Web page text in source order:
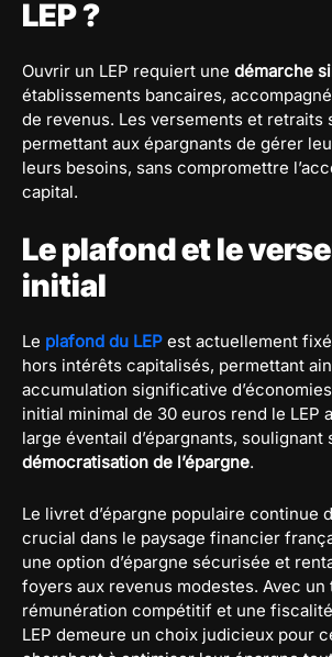
LEP ?
Ouvrir un LEP requiert une démarche
établissements bancaires,
de revenus. Les versements et retraits
permettant aux épargnants de gérer
leurs besoins, sans compromettre
capital.
Le plafond et le
initial
Le plafond du LEP est actuellement
hors intérêts capitalisés, permettant
accumulation significative
initial minimal de 30 euros rend le LEP
large éventail d’épargnants,
démocratisation de l’épargne.
Le livret d’épargne populaire continue
crucial dans le paysage financier
une option d’épargne sécurisée et
foyers aux revenus modestes. Avec un
rémunération compétitif et une
LEP demeure un choix judicieux pour